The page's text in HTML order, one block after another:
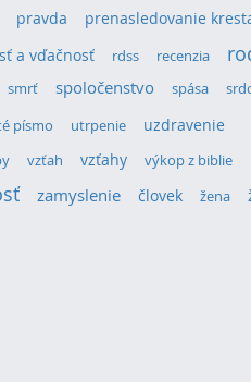
pravda
prenasledovanie
a vďačnosť rdss recenzia
smrť spoločenstvo spása
písmo utrpenie uzdravenie
vzťah vzťahy výkop z biblie
zamyslenie človek žena